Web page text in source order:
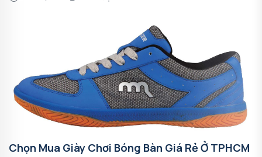
Chọn Mua Giày Chơi Bóng Bàn Giá Rẻ Ở TPHCM